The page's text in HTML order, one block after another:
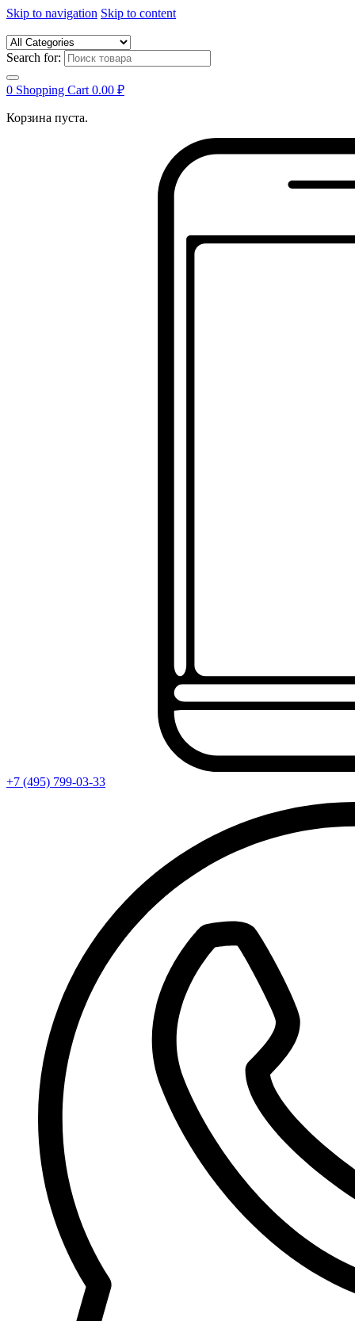
Skip to navigation Skip to content
Search for:
0 Shopping Cart 0.00 ₽
Корзина пуста.
+7 (495) 799-03-33